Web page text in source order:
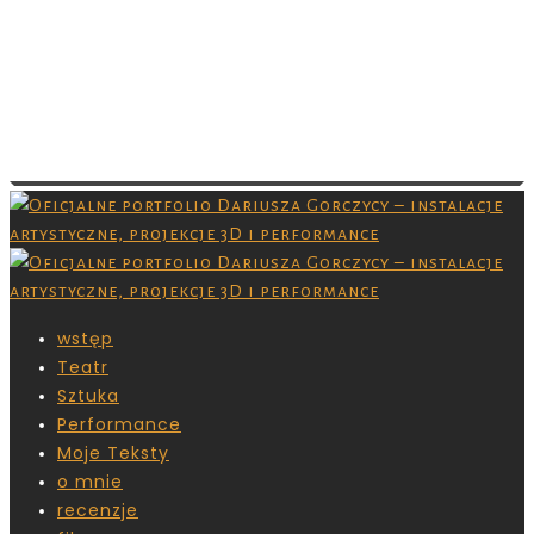
wstęp
Teatr
Sztuka
Performance
Moje Teksty
o mnie
recenzje